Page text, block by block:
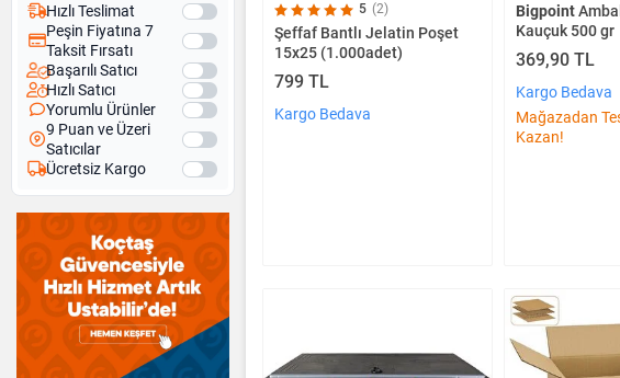
Hızlı Teslimat
Peşin Fiyatına 7
Taksit Fırsatı
Başarılı Satıcı
Hızlı Satıcı
Yorumlu Ürünler
9 Puan ve Üzeri
Satıcılar
Ücretsiz Kargo
5 (2)
Şeffaf Bantlı Jelatin Poşet
15x25 (1.000adet)
799 TL
Kargo Bedava
Bigpoint
Kauçuk 500 gr
369,90 TL
Kargo Bedava
Mağazadan
Kazan!